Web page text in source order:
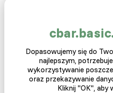
rzeźnych, z którego
…
Dopasowujemy się do
najlepszym,
wykorzystywanie
oraz przekazywanie
Kliknij "OK", aby